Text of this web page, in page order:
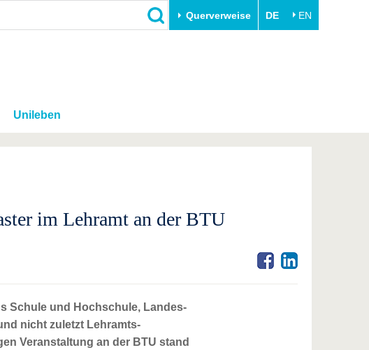
Querverweise DE EN
Unileben
im Lehramt an der BTU
Schule und Hochschule, Landes-
nicht zuletzt Lehramts-
Veranstaltung an der BTU stand